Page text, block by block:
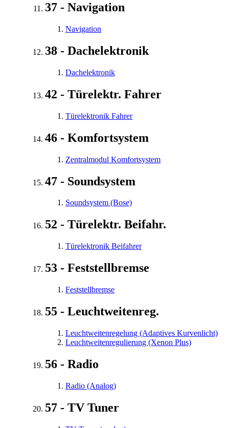
37 - Navigation
Navigation
38 - Dachelektronik
Dachelektronik
42 - Türelektr. Fahrer
Türelektronik Fahrer
46 - Komfortsystem
Zentralmodul Komfortsystem
47 - Soundsystem
Soundsystem (Bose)
52 - Türelektr. Beifahr.
Türelektronik Beifahrer
53 - Feststellbremse
Feststellbremse
55 - Leuchtweitenreg.
Leuchtweitenregelung (Adaptives Kurvenlicht)
Leuchtweitenregulierung (Xenon Plus)
56 - Radio
Radio (Analog)
57 - TV Tuner